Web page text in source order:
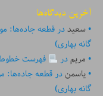
آخرین دیدگاه‌ها
سعیددر
گانه بهاری)
مریمدر فهرست خطوط
یاسمندر
گانه بهاری)